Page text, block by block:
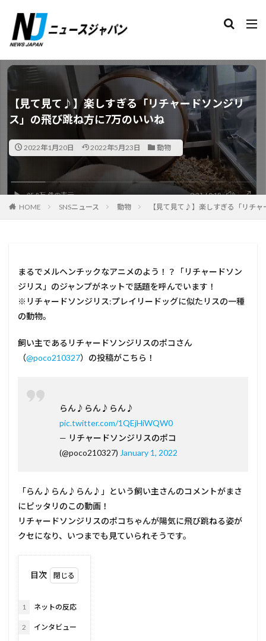
【見て見て♪】楽しすぎる「リチャードソンジリ
ス」の飛び跳ね方に7万のいいね
2022年1月20日 2022年5月23日 動物
HOME SNSニュース 動物 【見て見て♪】楽しすぎる「リチ
まるでメルヘンチックなアニメのよう！？「リチャードソン
ジリス」のジャンプがネットで話題を呼んでいます！
※リチャードソンジリス:プレイリードッグに似たリスの一種
の動物。
飼い主であるリチャードソンジリスのポコさん
（@poco210327）の投稿がこちら！
らん♪らん♪らん♪
pic.twitter.com/1QEjHiWQW0
— リチャードソンジリスのポコ
(@poco210327) January 1, 2022
「らん♪らん♪らん♪」という飼い主さんのコメントがまさ
にピッタリのこの動画！
リチャードソンジリスのポコちゃんが陽気に飛び跳ねる姿が
クセになり、いつまでも見ていられそうです。
目次
1 ネットの反応
2 インタビュー
検索